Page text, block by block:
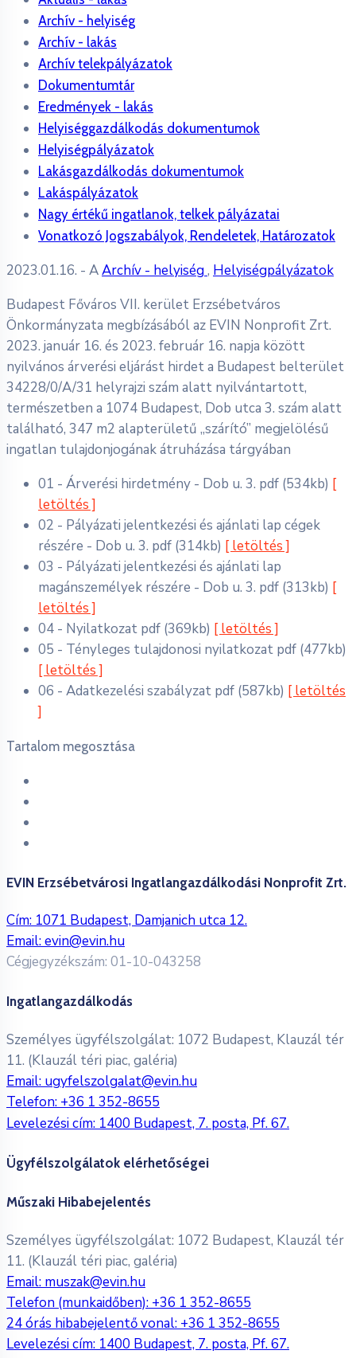
Archív - helyiség
Archív - lakás
Archív telekpályázatok
Dokumentumtár
Eredmények - lakás
Helyiséggazdálkodás dokumentumok
Helyiségpályázatok
Lakásgazdálkodás dokumentumok
Lakáspályázatok
Nagy értékű ingatlanok, telkek pályázatai
Vonatkozó Jogszabályok, Rendeletek, Határozatok
2023.01.16. - AArchív - helyiség, Helyiségpályázatok
Budapest Főváros VII. kerület Erzsébetváros
Önkormányzata megbízásából az EVIN Nonprofit Zrt.
2023. január 16. és 2023. február 16. napja között
nyilvános árverési eljárást hirdet a Budapest belterület
34228/0/A/31 helyrajzi szám alatt nyilvántartott,
természetben a 1074 Budapest, Dob utca 3. szám alatt
található, 347 m2 alapterületű „szárító” megjelölésű
ingatlan tulajdonjogának átruházása tárgyában
01 - Árverési hirdetmény - Dob u. 3. pdf (534kb) [
letöltés ]
02 - Pályázati jelentkezési és ajánlati lap cégek
részére - Dob u. 3. pdf (314kb) [ letöltés ]
03 - Pályázati jelentkezési és ajánlati lap
magánszemélyek részére - Dob u. 3. pdf (313kb) [
letöltés ]
04 - Nyilatkozat pdf (369kb) [ letöltés ]
05 - Tényleges tulajdonosi nyilatkozat pdf (477kb)
[ letöltés ]
06 - Adatkezelési szabályzat pdf (587kb) [ letöltés
]
Tartalom megosztása
EVIN Erzsébetvárosi Ingatlangazdálkodási Nonprofit Zrt.
Cím: 1071 Budapest, Damjanich utca 12.
Email:evin@evin.hu
Cégjegyzékszám: 01-10-043258
Ingatlangazdálkodás
Személyes ügyfélszolgálat: 1072 Budapest, Klauzál tér
11. (Klauzál téri piac, galéria)
Email: ugyfelszolgalat@evin.hu
Telefon: +36 1 352-8655
Levelezési cím: 1400 Budapest, 7. posta, Pf. 67.
Ügyfélszolgálatok elérhetőségei
Műszaki Hibabejelentés
Személyes ügyfélszolgálat: 1072 Budapest, Klauzál tér
11. (Klauzál téri piac, galéria)
Email: muszak@evin.hu
Telefon (munkaidőben): +36 1 352-8655
24 órás hibabejelentő vonal: +36 1 352-8655
Levelezési cím: 1400 Budapest, 7. posta, Pf. 67.